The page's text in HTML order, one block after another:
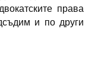
права
и по други